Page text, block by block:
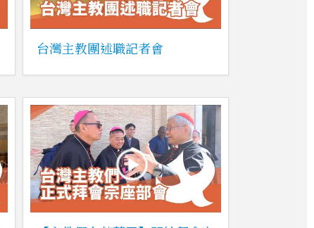
台灣主教團述職記者會